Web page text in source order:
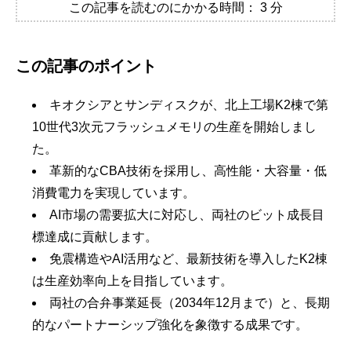
この記事を読むのにかかる時間： 3 分
この記事のポイント
キオクシアとサンディスクが、北上工場K2棟で第
10世代3次元フラッシュメモリの生産を開始しまし
た。
革新的なCBA技術を採用し、高性能・大容量・低
消費電力を実現しています。
AI市場の需要拡大に対応し、両社のビット成長目
標達成に貢献します。
免震構造やAI活用など、最新技術を導入したK2棟
は生産効率向上を目指しています。
両社の合弁事業延長（2034年12月まで）と、長期
的なパートナーシップ強化を象徴する成果です。